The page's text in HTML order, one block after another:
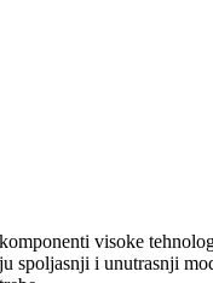
visoke
spoljasnji i unutrasnji